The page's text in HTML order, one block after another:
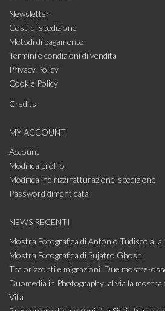
Newsletter
Costi di spedizione
Metodi di pagamento
Termini e condizioni di vendita
Privacy Policy
Cookie Policy
Credits
MY ACCOUNT
Account
Modifica profilo
Modifica indirizzi fatturazione-spedizione
Password dimenticata
NEWS RECENTI
Mostra Fotografica di Antonio Tudisco alla
Mostra Fotografica di Sujatro Ghosh
Tra orizzonti e migrazioni. Due mostre-
Duomedia in Photography: al via la
Vita